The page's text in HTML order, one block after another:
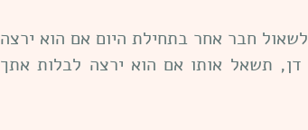
חבר אחר בתחילת היום אם הוא ירצה
תשאל אותו אם הוא ירצה לבלות אתך